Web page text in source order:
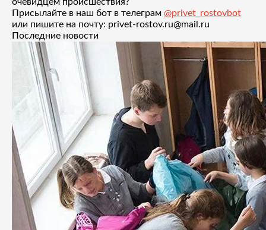
Присылайте в наш бот в телеграм @privet_rostovbot
или пишите на почту: privet-rostov.ru@mail.ru
Последние новости